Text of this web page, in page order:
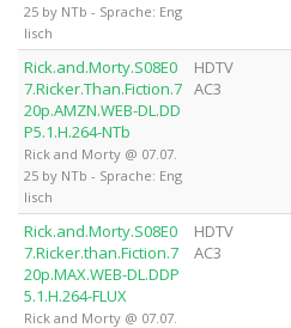
25 by NTb - Sprache: Eng
lisch
Rick.and.Morty.S08E0
7.Ricker.Than.Fiction.7
20p.AMZN.WEB-DL.DD
P5.1.H.264-NTb
Rick and Morty @ 07.07.
25 by NTb - Sprache: Eng
lisch
HDTV
AC3
Rick.and.Morty.S08E0
7.Ricker.than.Fiction.7
20p.MAX.WEB-DL.DDP
5.1.H.264-FLUX
Rick and Morty @ 07.07.
HDTV
AC3